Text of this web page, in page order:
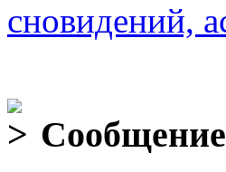
сновидений,